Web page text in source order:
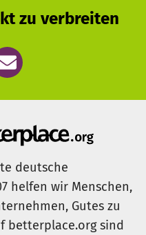
30 Jahren unter
Immer wieder
ihre Häuser und
Goma zu fliehen um
eingenommen
gebraucht und
betreibt seit 2021 ein
Im Moment sind
suchen jedoch nach
Dadurch werden die
Tätigkeit
zu verbreiten
deutsche
helfen wir Menschen,
Gutes zu
betterplace.org sind